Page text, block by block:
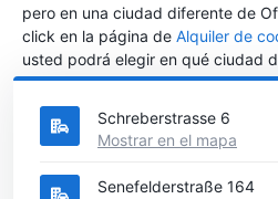
pero en una ciudad diferente de
click en la página de Alquiler de
usted podrá elegir en qué ciudad
un coche.
Schreberstrasse 6
Mostrar en el mapa
Senefelderstraße 164